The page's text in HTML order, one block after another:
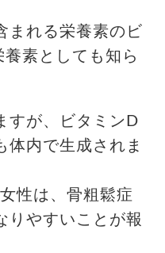
まれる栄養素のビ
素としても知ら
すが、ビタミンD
体内で生成されま
性は、骨粗鬆症
りやすいことが報